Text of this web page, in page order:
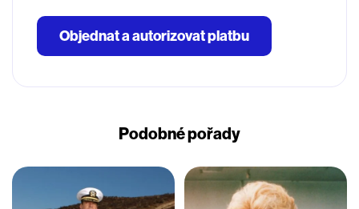
Objednat a autorizovat platbu
Podobné pořady